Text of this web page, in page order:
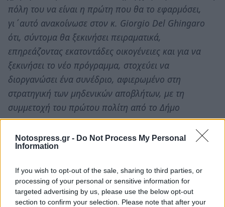
Notospress.gr - Do Not Process My Personal
Information
If you wish to opt-out of the sale, sharing to third parties, or
processing of your personal or sensitive information for
targeted advertising by us, please use the below opt-out
section to confirm your selection. Please note that after your
πόλη του να είναι η πρώτη που θα το εφαρμόσει,
γι΄αυτό ανακοίνωσε στον κ. Giorgio Del Ghingaro
ότι, σύντομα θα ξεκινήσει πειραματικά,
επηρεάζοντας εκατοντάδες οικογένειες και για να
ξεκινήσει το νέο πρόγραμμα, στοχεύει να
διοργανώσει ένα συνέδριο, αφιερωμένο στη
στρατηγική των μηδενικών αποβλήτων, με τη
συμμετοχή του πρώτου πολίτη από το Δήμο
Capannori.
Ο κ. Ghingaro αποδέχθηκε ευχαρίστως την πρόταση,
διατίθεται να υπογράψει «σύμφωνο φιλίας» με το
Δήμο Ευρώτα, που θα βασίζεται στη στρατηγική των
μηδενικών αποβλήτων και σε καλές περιβαλλοντικές